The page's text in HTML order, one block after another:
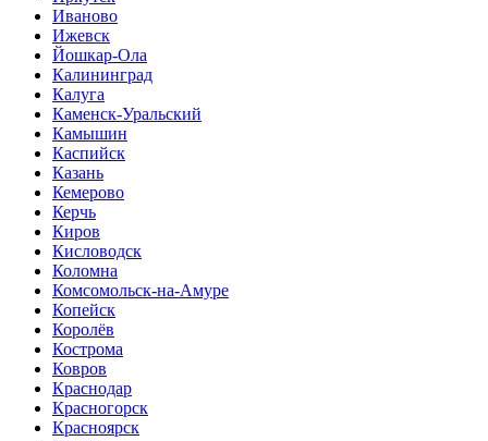
Иваново
Ижевск
Йошкар-Ола
Калининград
Калуга
Каменск-Уральский
Камышин
Каспийск
Казань
Кемерово
Керчь
Киров
Кисловодск
Коломна
Комсомольск-на-Амуре
Копейск
Королёв
Кострома
Ковров
Краснодар
Красногорск
Красноярск